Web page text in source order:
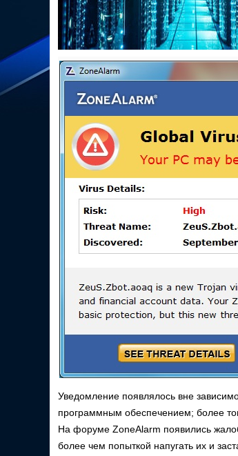
Уведомление появлялось вне
программным обеспечением; более
На форуме ZoneAlarm появились
более чем попыткой напугать их и